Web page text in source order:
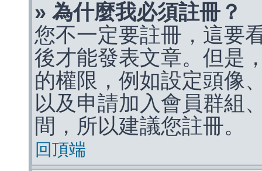
» 為什麼我必須註冊？
您不一定要註冊，這要
後才能發表文章。但是
的權限，例如設定頭像
以及申請加入會員群組
間，所以建議您註冊。
回頂端